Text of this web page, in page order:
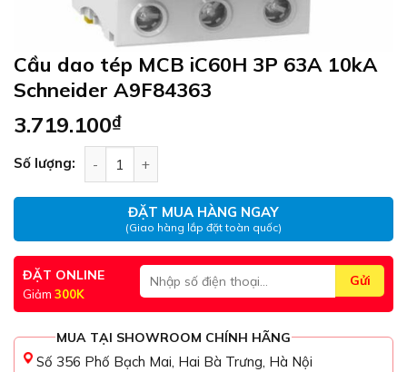
Cầu dao tép MCB iC60H 3P 63A 10kA
Schneider A9F84363
3.719.100₫
Số lượng:
ĐẶT MUA HÀNG NGAY
(Giao hàng lắp đặt toàn quốc)
ĐẶT ONLINE
Giảm 300K
MUA TẠI SHOWROOM CHÍNH HÃNG
Số 356 Phố Bạch Mai, Hai Bà Trưng, Hà Nội